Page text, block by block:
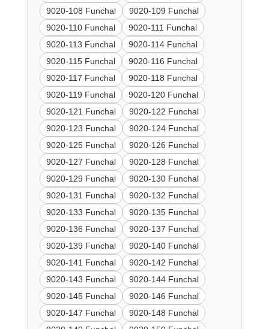
9020-108 Funchal
9020-109 Funchal
9020-110 Funchal
9020-111 Funchal
9020-113 Funchal
9020-114 Funchal
9020-115 Funchal
9020-116 Funchal
9020-117 Funchal
9020-118 Funchal
9020-119 Funchal
9020-120 Funchal
9020-121 Funchal
9020-122 Funchal
9020-123 Funchal
9020-124 Funchal
9020-125 Funchal
9020-126 Funchal
9020-127 Funchal
9020-128 Funchal
9020-129 Funchal
9020-130 Funchal
9020-131 Funchal
9020-132 Funchal
9020-133 Funchal
9020-135 Funchal
9020-136 Funchal
9020-137 Funchal
9020-139 Funchal
9020-140 Funchal
9020-141 Funchal
9020-142 Funchal
9020-143 Funchal
9020-144 Funchal
9020-145 Funchal
9020-146 Funchal
9020-147 Funchal
9020-148 Funchal